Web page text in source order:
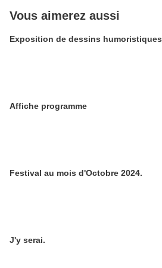
Vous aimerez aussi
Exposition de dessins humoristiques
Affiche programme
Festival au mois d'Octobre 2024.
J'y serai.